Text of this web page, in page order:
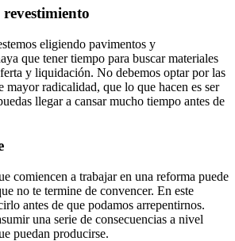
eligiendo pavimentos y
que tener tiempo para buscar materiales
y liquidación. No debemos optar por las
mayor radicalidad, que lo que hacen es ser
llegar a cansar mucho tiempo antes de
comiencen a trabajar en una reforma puede
no te termine de convencer. En este
antes de que podamos arrepentirnos.
una serie de consecuencias a nivel
puedan producirse.